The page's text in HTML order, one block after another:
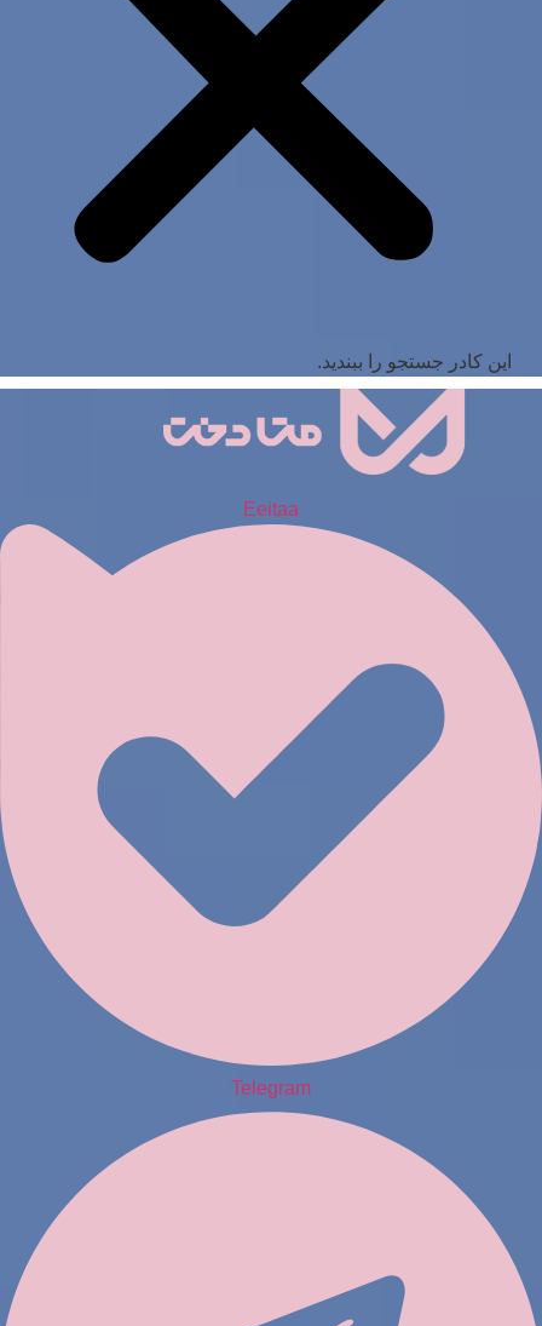
این کادر جستجو را ببندید.
Eeitaa
Telegram